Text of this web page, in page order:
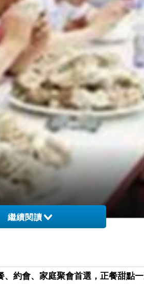
繼續閱讀
、約會、家庭聚會首選，正餐甜點